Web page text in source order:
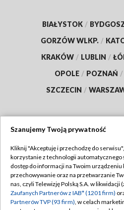
BIAŁYSTOK /
GORZÓW WLKP. /
KRAKÓW / LUBLIN /
OPOLE / POZNAŃ /
SZCZECIN /
TVP
Abonament TVP
Emisja w TVP
Centrum informacji TVP
Polityka
Szanujemy Twoją prywatność
Kliknij "Akceptuję i przechodzę do
korzystanie z technologii automatycznego
dostęp do informacji na Twoim urządzeniu
przechowywanie oraz na przetwarzanie
nas, czyli Telewizję Polską S.A. w likwidacji
Zaufanych Partnerów z IAB* (1201 firm)
Partnerów TVP (93 firm), w celach